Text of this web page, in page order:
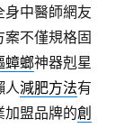
身中醫師網友
案不僅規格固
蟑螂神器剋星
人減肥方法有
加盟品牌的創